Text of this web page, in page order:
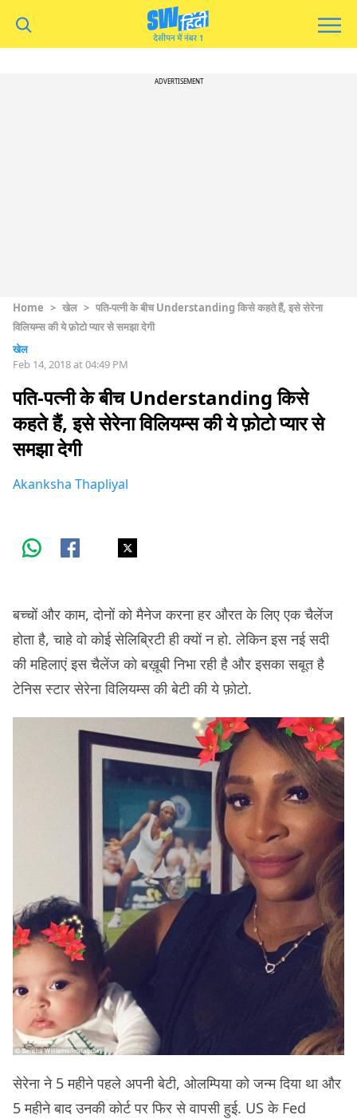
ADVERTISEMENT
Home > खेल > पति-पत्नी के बीच Understanding किसे कहते हैं, इसे सेरेना
विलियम्स की ये फ़ोटो प्यार से समझा देगी
खेल
Feb 14, 2018 at 04:49 PM
पति-पत्नी के बीच Understanding किसे
कहते हैं, इसे सेरेना विलियम्स की ये फ़ोटो प्यार से
समझा देगी
Akanksha Thapliyal
बच्चों और काम, दोनों को मैनेज करना हर औरत के लिए एक चैलेंज
होता है, चाहे वो कोई सेलिब्रिटी ही क्यों न हो. लेकिन इस नई सदी
की महिलाएं इस चैलेंज को बख़ूबी निभा रही है और इसका सबूत है
टेनिस स्टार सेरेना विलियम्स की बेटी की ये फ़ोटो.
सेरेना ने 5 महीने पहले अपनी बेटी, ओलम्पिया को जन्म दिया था और
5 महीने बाद उनकी कोर्ट पर फिर से वापसी हुई. US के Fed